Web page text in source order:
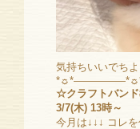
気持ちいいでち
☆クラフトバン
3/7(木) 13時～
今月は↓↓↓ コレ